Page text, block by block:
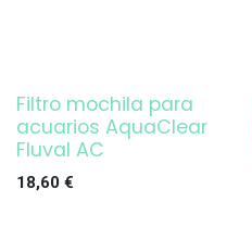
¡OFERTA!
Filtro mochila para
acuarios AquaClear
Fluval AC
18,60 €